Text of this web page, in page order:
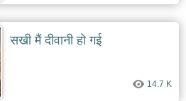
सखी मैं दीवानी हो गई
14.7 K